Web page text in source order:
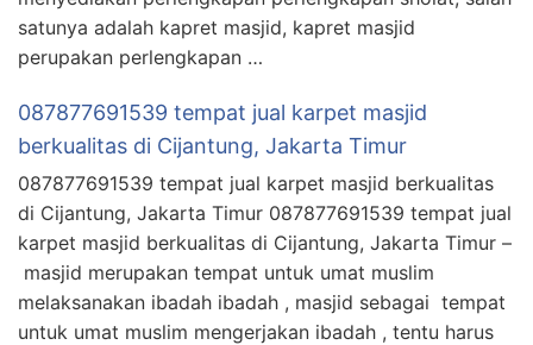
satunya adalah kapret masjid, kapret masjid
perupakan perlengkapan …
087877691539 tempat jual karpet masjid
berkualitas di Cijantung, Jakarta Timur
087877691539 tempat jual karpet masjid berkualitas
di Cijantung, Jakarta Timur 087877691539 tempat jual
karpet masjid berkualitas di Cijantung, Jakarta Timur –
masjid merupakan tempat untuk umat muslim
melaksanakan ibadah ibadah , masjid sebagai tempat
untuk umat muslim mengerjakan ibadah , tentu harus